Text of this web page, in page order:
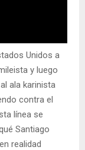
Unidos a
y luego
ala karinista
contra el
línea se
Santiago
realidad